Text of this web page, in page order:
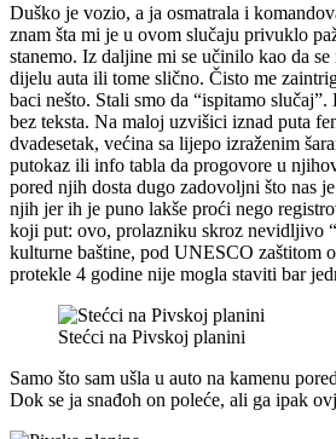
Duško je vozio, a ja osmatrala i
znam šta mi je u ovom slučaju privuklo
stanemo. Iz daljine mi se učinilo kao da
dijelu auta ili tome slično. Čisto me
baci nešto. Stali smo da “ispitamo
bez teksta. Na maloj uzvišici iznad puta
dvadesetak, većina sa lijepo izraženim
putokaz ili info tabla da progovore u
pored njih dosta dugo zadovoljni što nas
njih jer ih je puno lakše proći nego
koji put: ovo, prolazniku skroz nevidljivo
kulturne baštine, pod UNESCO zaštitom
protekle 4 godine nije mogla staviti bar
Stećci na Pivskoj planini
Samo što sam ušla u auto na kamenu
Dok se ja snađoh on poleće, ali ga ipak